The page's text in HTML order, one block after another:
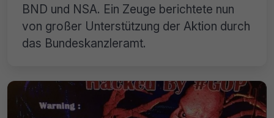
BND und NSA. Ein Zeuge berichtete nun
von großer Unterstützung der Aktion durch
das Bundeskanzleramt.